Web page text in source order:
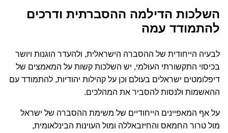
השלכות הדילמה ההסברתית ודרכים
להתמודד עמה
לבעיה הייחודית של ההסברה הישראלית, ולהעדר הוגנות ויושר
בכיסוי התקשורתי העולמי, יש השלכות קשות על המאמצים של
דיפלומטים ישראלים בעולם וכן על קהילות יהודיות, להתמודד עם
ההאשמות ולנסות להסביר את המהלכים.
על אף המאפיינים הייחודיים של משימת ההסברה של ישראל
מול טרור החמאס והחיזבאללה ומול העוינות הבינלאומית,